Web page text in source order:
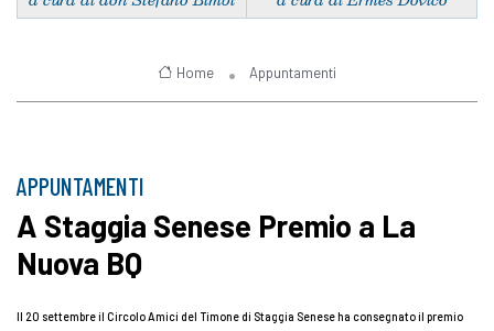
Home Appuntamenti
APPUNTAMENTI
A Staggia Senese Premio a La
Nuova BQ
Il 20 settembre il Circolo Amici del Timone di Staggia Senese ha consegnato il premio